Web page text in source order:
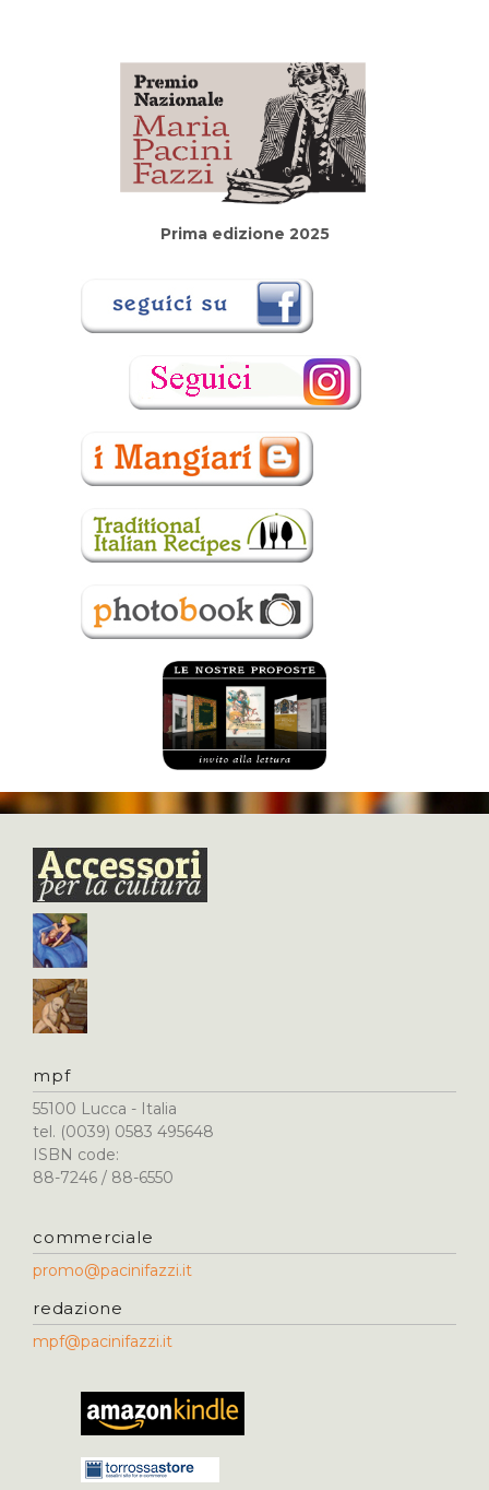
Prima edizione 2025
mpf
55100 Lucca - Italia
tel. (0039) 0583 495648
ISBN code:
88-7246 / 88-6550
commerciale
promo@pacinifazzi.it
redazione
mpf@pacinifazzi.it